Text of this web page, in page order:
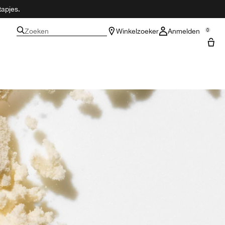
Zoeken Winkelzoeker Anmelden 0